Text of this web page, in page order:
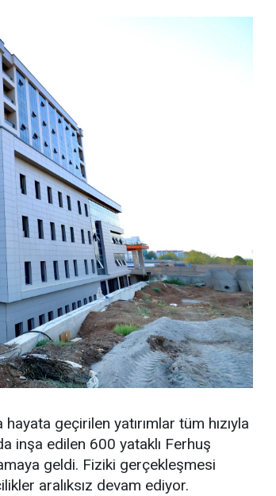
geçirilen yatırımlar tüm hızıyla
inşa edilen 600 yataklı Ferhuş
geldi. Fiziki gerçekleşmesi
aralıksız devam ediyor.